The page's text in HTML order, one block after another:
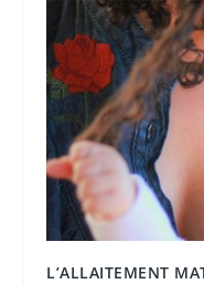
L’ALLAITEMENT